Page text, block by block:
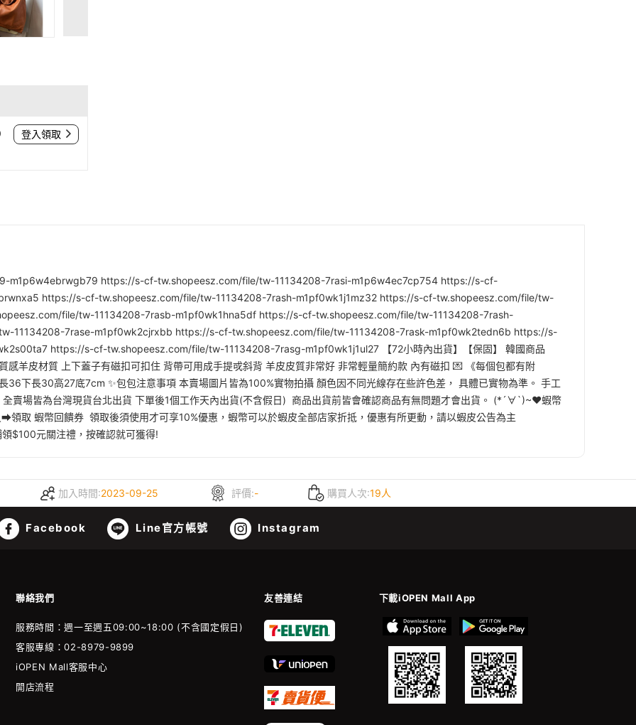
登入領取
m1p6w4ebrwgb79 https://s-cf-tw.shopeesz.com/file/tw-11134208-7rasi-m1p6w4ec7cp754 https://s-cf-
https://s-cf-tw.shopeesz.com/file/tw-11134208-7rash-m1pf0wk1j1mz32 https://s-cf-tw.shopeesz.com/file/tw-
file/tw-11134208-7rasb-m1pf0wk1hna5df https://s-cf-tw.shopeesz.com/file/tw-11134208-7rash-
11134208-7rase-m1pf0wk2cjrxbb https://s-cf-tw.shopeesz.com/file/tw-11134208-7rask-m1pf0wk2tedn6b https://s-
https://s-cf-tw.shopeesz.com/file/tw-11134208-7rasg-m1pf0wk1j1ul27 【72小時內出貨】【保固】 韓國商品
羊皮材質 上下蓋子有磁扣可扣住 背帶可用成手提戓斜背 羊皮皮質非常好 非常輕量簡約款 內有磁扣 💌 《每個包都有附
36下長30高27底7cm ✨包包注意事項 本賣場圖片皆為100%實物拍攝 顏色因不同光線存在些許色差， 具體已實物為準。 手工
賣場皆為台灣現貨台北出貨 下單後1個工作天內出貨(不含假日) 商品出貨前皆會確認商品有無問題才會出貨。 (*´∀`)~♥蝦幣
蝦幣回饋券 領取後須使用才可享10%優惠，蝦幣可以於蝦皮全部店家折抵，優惠有所更動，請以蝦皮公告為主
$100元關注禮，按確認就可獲得!
加入時間:2023-09-25 評價:- 購買人次:19人
Facebook Line官方帳號 Instagram
聯絡我們 友善連結 下載iOPEN Mall App
服務時間：週一至週五09:00~18:00 (不含國定假日)
客服專線：02-8979-9899
iOPEN Mall客服中心
開店流程